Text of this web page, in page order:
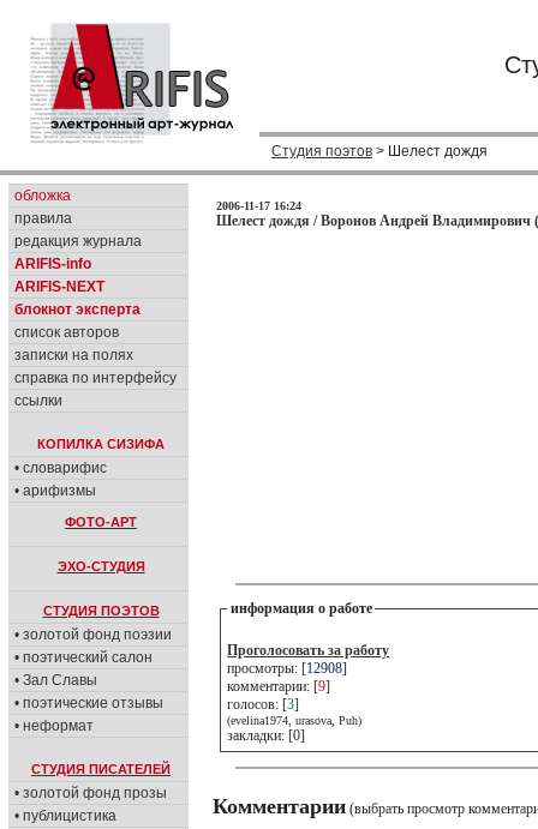
Студия поэтов > Шелест дождя
обложка
правила
редакция журнала
ARIFIS-info
ARIFIS-NEXT
блокнот эксперта
список авторов
записки на полях
справка по интерфейсу
ссылки
КОПИЛКА СИЗИФА
• словарифис
• арифизмы
ФОТО-АРТ
ЭХО-СТУДИЯ
СТУДИЯ ПОЭТОВ
• золотой фонд поэзии
• поэтический салон
• Зал Славы
• поэтические отзывы
• неформат
СТУДИЯ ПИСАТЕЛЕЙ
• золотой фонд прозы
• публицистика
2006-11-17 16:24
Шелест дождя / Воронов Андрей Владимирович (
информация о работе
Проголосовать за работу
просмотры: [12908]
комментарии: [9]
голосов: [3]
(evelina1974, urasova, Puh)
закладки: [0]
Комментарии (выбрать просмотр